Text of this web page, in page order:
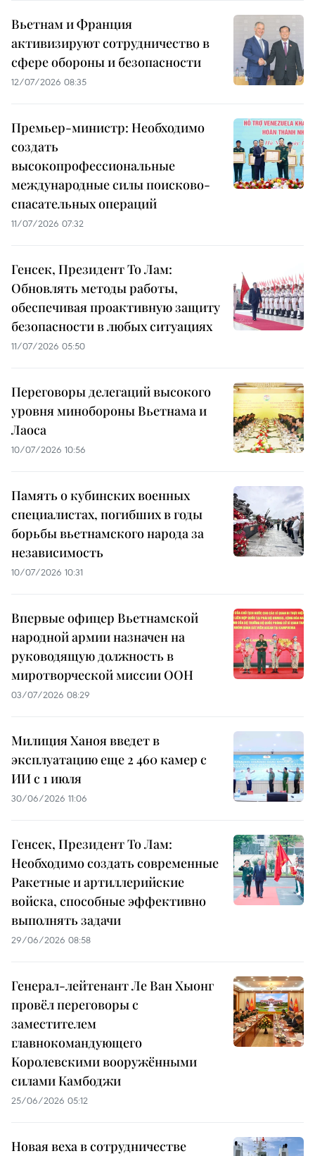
Вьетнам и Франция
активизируют сотрудничество в
сфере обороны и безопасности
12/07/2026 08:35
Премьер-министр: Необходимо
создать
высокопрофессиональные
международные силы поисково-
спасательных операций
11/07/2026 07:32
Генсек, Президент То Лам:
Обновлять методы работы,
обеспечивая проактивную защиту
безопасности в любых ситуациях
11/07/2026 05:50
Переговоры делегаций высокого
уровня минобороны Вьетнама и
Лаоса
10/07/2026 10:56
Память о кубинских военных
специалистах, погибших в годы
борьбы вьетнамского народа за
независимость
10/07/2026 10:31
Впервые офицер Вьетнамской
народной армии назначен на
руководящую должность в
миротворческой миссии ООН
03/07/2026 08:29
Милиция Ханоя введет в
эксплуатацию еще 2 460 камер с
ИИ с 1 июля
30/06/2026 11:06
Генсек, Президент То Лам:
Необходимо создать современные
Ракетные и артиллерийские
войска, способные эффективно
выполнять задачи
29/06/2026 08:58
Генерал-лейтенант Ле Ван Хыонг
провёл переговоры с
заместителем
главнокомандующего
Королевскими вооружёнными
силами Камбоджи
25/06/2026 05:12
Новая веха в сотрудничестве